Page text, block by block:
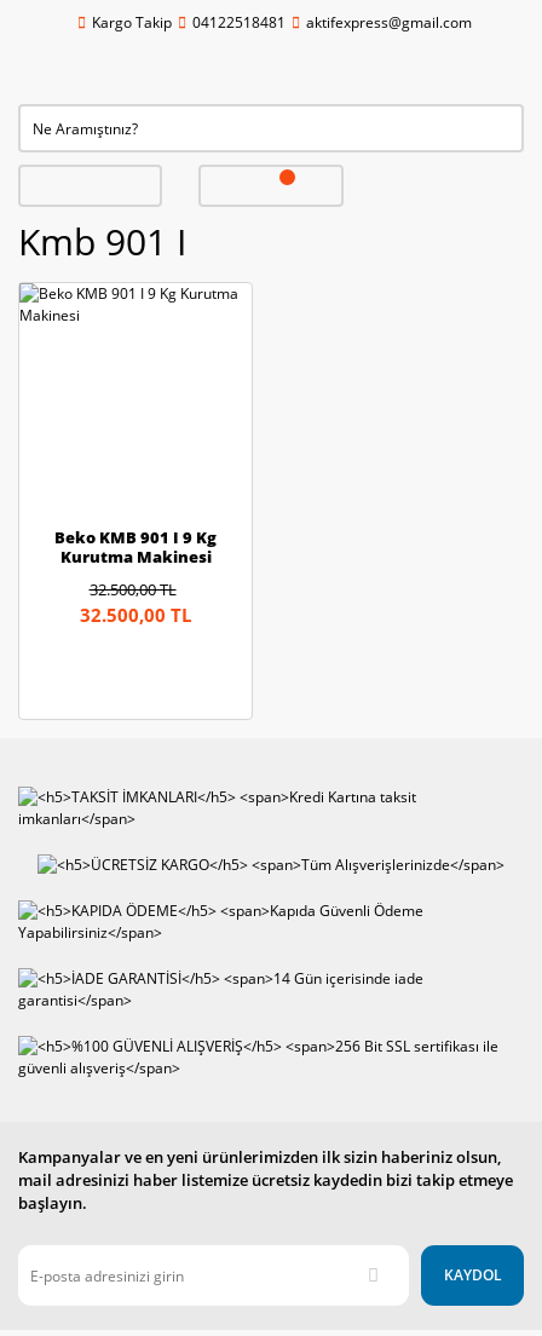
Kargo Takip 04122518481 aktifexpress@gmail.com
Kmb 901 I
Beko KMB 901 I 9 Kg
Kurutma Makinesi
32.500,00 TL
32.500,00 TL
Kampanyalar ve en yeni ürünlerimizden ilk sizin haberiniz olsun,
mail adresinizi haber listemize ücretsiz kaydedin bizi takip etmeye
başlayın.
KAYDOL